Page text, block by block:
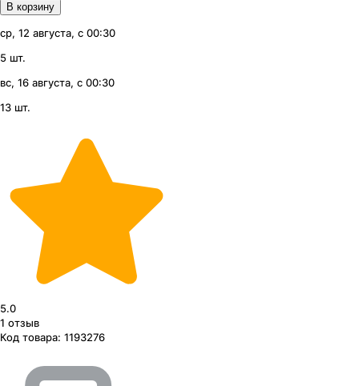
В корзину
ср, 12 августа, с 00:30
5 шт.
вс, 16 августа, с 00:30
13 шт.
5.0
1 отзыв
Код товара: 1193276